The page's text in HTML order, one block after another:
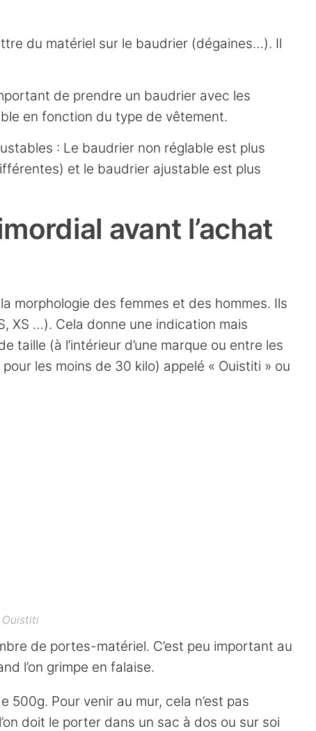
du matériel sur le baudrier (dégaines…). Il
de prendre un baudrier avec les
en fonction du type de vêtement.
: Le baudrier non réglable est plus
et le baudrier ajustable est plus
avant l’achat
morphologie des femmes et des hommes. Ils
XS …). Cela donne une indication mais
taille (à l’intérieur d’une marque ou entre les
les moins de 30 kilo) appelé « Ouistiti » ou
Ouistiti
de portes-matériel. C’est peu important au
l’on grimpe en falaise.
500g. Pour venir au mur, cela n’est pas
doit le porter dans un sac à dos ou sur soi